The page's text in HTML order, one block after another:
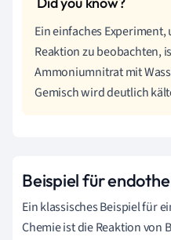
Ein einfaches
Reaktion zu beobachten,
Ammoniumnitrat mit
Gemisch wird deutlich
Beispiel für
Ein klassisches Beispiel für
Chemie ist die Reaktion von